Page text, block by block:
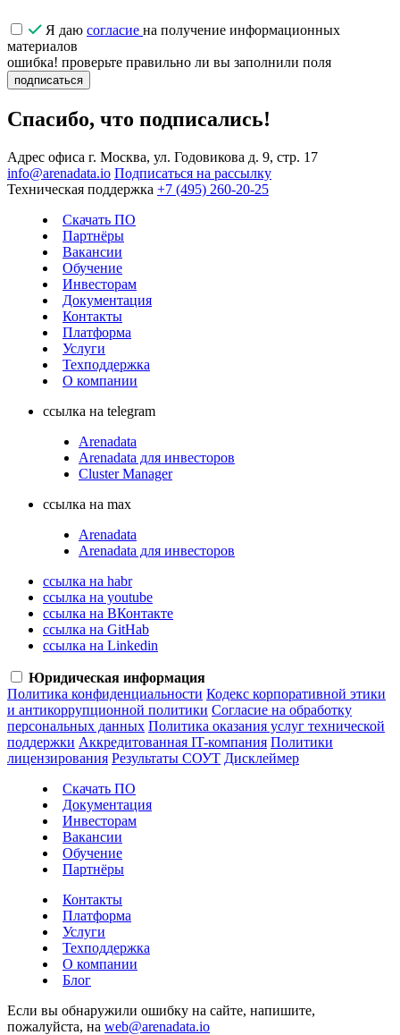
Я даю согласие на получение информационных
материалов
ошибка! проверьте правильно ли вы заполнили поля
подписаться
Спасибо, что подписались!
Адрес офиса г. Москва, ул. Годовикова д. 9, стр. 17
info@arenadata.io Подписаться на рассылку
Техническая поддержка +7 (495) 260-20-25
Скачать ПО
Партнёры
Вакансии
Обучение
Инвесторам
Документация
Контакты
Платформа
Услуги
Техподдержка
О компании
ссылка на telegram
Arenadata
Arenadata для инвесторов
Cluster Manager
ссылка на max
Arenadata
Arenadata для инвесторов
ссылка на habr
ссылка на youtube
ссылка на ВКонтакте
ссылка на GitHab
ссылка на Linkedin
Юридическая информация
Политика конфиденциальности Кодекс корпоративной этики
и антикоррупционной политики Согласие на обработку
персональных данных Политика оказания услуг технической
поддержки Аккредитованная IT-компания Политики
лицензирования Результаты СОУТ Дисклеймер
Скачать ПО
Документация
Инвесторам
Вакансии
Обучение
Партнёры
Контакты
Платформа
Услуги
Техподдержка
О компании
Блог
Если вы обнаружили ошибку на сайте, напишите,
пожалуйста, на web@arenadata.io